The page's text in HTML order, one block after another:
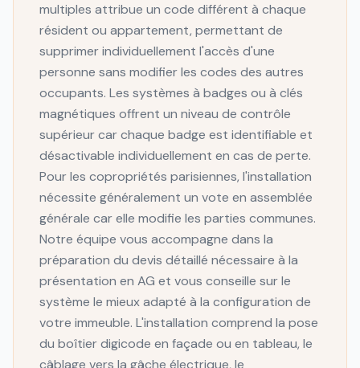
multiples attribue un code différent à chaque
résident ou appartement, permettant de
supprimer individuellement l'accès d'une
personne sans modifier les codes des autres
occupants. Les systèmes à badges ou à clés
magnétiques offrent un niveau de contrôle
supérieur car chaque badge est identifiable et
désactivable individuellement en cas de perte.
Pour les copropriétés parisiennes, l'installation
nécessite généralement un vote en assemblée
générale car elle modifie les parties communes.
Notre équipe vous accompagne dans la
préparation du devis détaillé nécessaire à la
présentation en AG et vous conseille sur le
système le mieux adapté à la configuration de
votre immeuble. L'installation comprend la pose
du boîtier digicode en façade ou en tableau, le
câblage vers la gâche électrique, le